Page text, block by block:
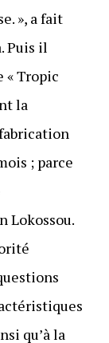
», a fait
Puis il
« Tropic
la
; parce
Lokossou.
qu’à la